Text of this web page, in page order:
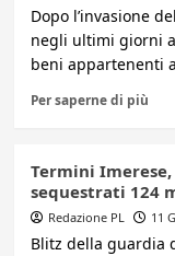
Dopo l’invasione
negli ultimi giorni
beni appartenenti
Per saperne di più
Termini
sequestrati 124
Redazione PL 11
Blitz della guardia